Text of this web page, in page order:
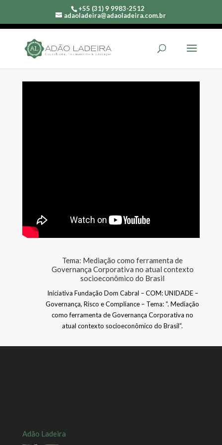
+55 (31) 9 9983-2512
adaoladeira@adaoladeira.com.br
Tema: Mediação como ferramenta de
Governança Corporativa no atual contexto
socioeconômico do Brasil
Iniciativa Fundação Dom Cabral – COM: UNIDADE –
Governança, Risco e Compliance – Tema: “. Mediação
como ferramenta de Governança Corporativa no
atual contexto socioeconômico do Brasil”.
Adão Ladeira